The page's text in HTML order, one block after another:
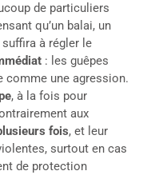
de particuliers
qu’un balai, un
suffira à régler le
: les guêpes
comme une agression.
, à la fois pour
aux
fois, et leur
surtout en cas
de protection